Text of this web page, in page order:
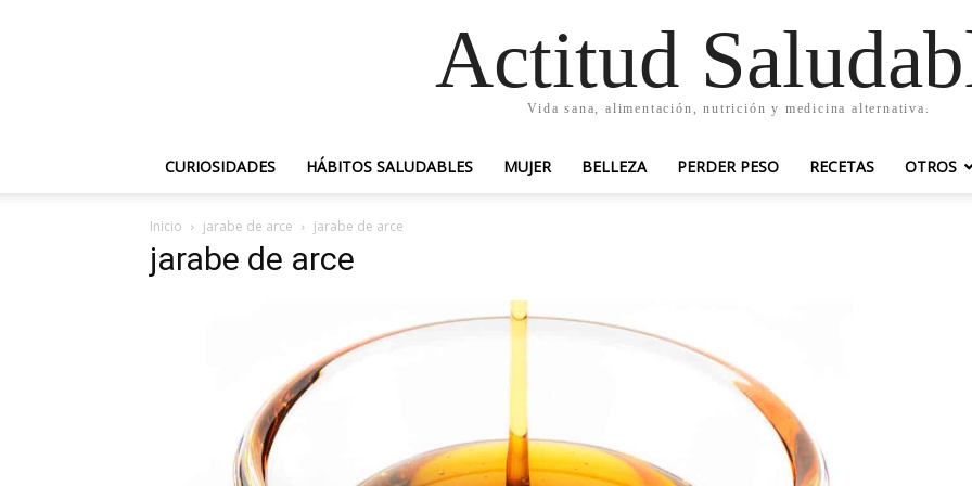
Actitud
Vida sana, alimentación, nutrición y medicina alternativa.
CURIOSIDADES HÁBITOS SALUDABLES MUJER BELLEZA PERDER PESO RECETAS OTROS
Inicio jarabe de arce jarabe de arce
jarabe de arce